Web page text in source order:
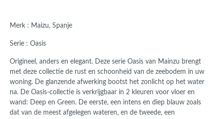
Merk : Maizu, Spanje
Serie : Oasis
Origineel, anders en elegant. Deze serie Oasis van Mainzu brengt
met deze collectie de rust en schoonheid van de zeebodem in uw
woning. De glanzende afwerking bootst het zonlicht op het water
na. De Oasis-collectie is verkrijgbaar in 2 kleuren voor vloer en
wand: Deep en Green. De eerste, een intens en diep blauw zoals
dat van de meest afgelegen wateren, en de tweede, een